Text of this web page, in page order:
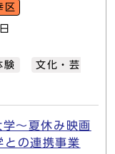
区
験 文化・芸
～夏休み映画
との連携事業